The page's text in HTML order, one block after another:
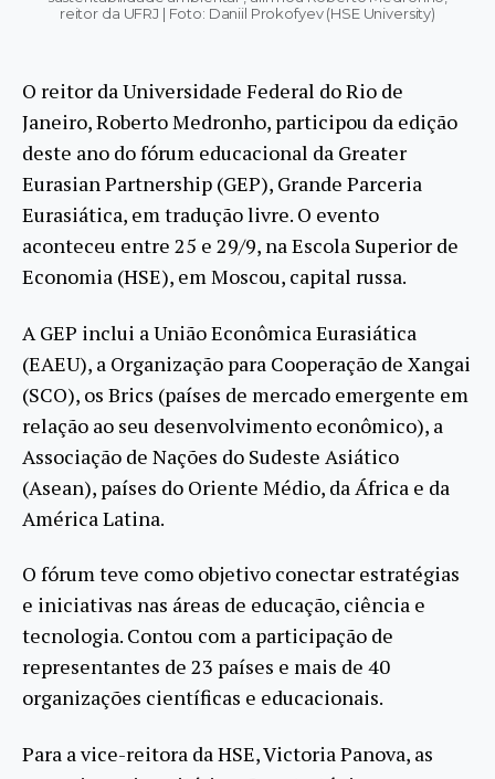
reitor da UFRJ | Foto: Daniil Prokofyev (HSE University)
O reitor da Universidade Federal do Rio de
Janeiro, Roberto Medronho, participou da edição
deste ano do fórum educacional da Greater
Eurasian Partnership (GEP), Grande Parceria
Eurasiática, em tradução livre. O evento
aconteceu entre 25 e 29/9, na Escola Superior de
Economia (HSE), em Moscou, capital russa.
A GEP inclui a União Econômica Eurasiática
(EAEU), a Organização para Cooperação de Xangai
(SCO), os Brics (países de mercado emergente em
relação ao seu desenvolvimento econômico), a
Associação de Nações do Sudeste Asiático
(Asean), países do Oriente Médio, da África e da
América Latina.
O fórum teve como objetivo conectar estratégias
e iniciativas nas áreas de educação, ciência e
tecnologia. Contou com a participação de
representantes de 23 países e mais de 40
organizações científicas e educacionais.
Para a vice-reitora da HSE, Victoria Panova, as